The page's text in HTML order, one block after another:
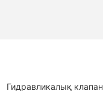
Гидравликалық клапан